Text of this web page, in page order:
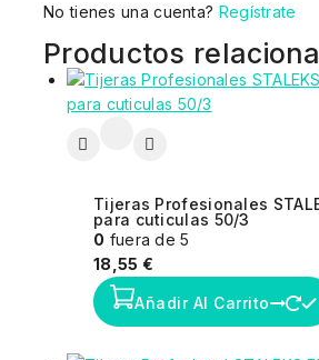
No tienes una cuenta? Regístrate
Productos
Tijeras Profesionales
para cuticulas 50/3
0 fuera de 5
18,55 €
Añadir Al Carrito